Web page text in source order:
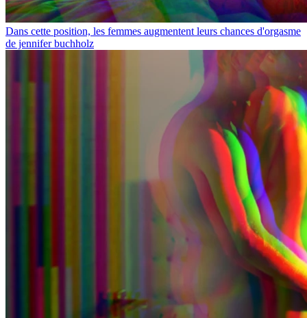
Dans cette position, les femmes augmentent leurs chances d'orgasme
de jennifer buchholz